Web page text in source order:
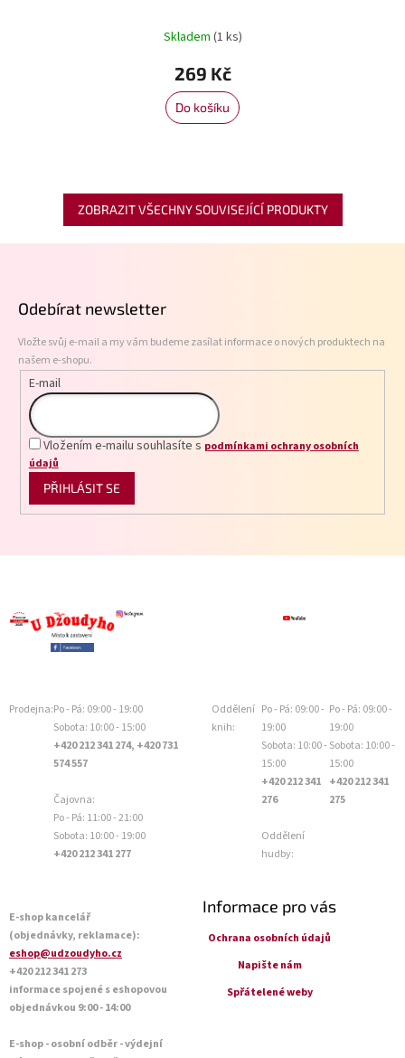
Skladem (1 ks)
269 Kč
Do košíku
ZOBRAZIT VŠECHNY SOUVISEJÍCÍ PRODUKTY
Odebírat newsletter
Vložte svůj e-mail a my vám budeme zasílat informace o nových produktech na
našem e-shopu.
E-mail
Vložením e-mailu souhlasíte s podmínkami ochrany osobních
údajů
PŘIHLÁSIT SE
Prodejna:Po - Pá: 09:00 - 19:00
Sobota: 10:00 - 15:00
+420 212 341 274, +420 731
574 557
Čajovna:
Po - Pá: 11:00 - 21:00
Sobota: 10:00 - 19:00
+420 212 341 277
Oddělení
knih:
Po - Pá: 09:00 -
19:00
Sobota: 10:00 -
15:00
+420 212 341
276
Oddělení
hudby:
Po - Pá: 09:00 -
19:00
Sobota: 10:00 -
15:00
+420 212 341
275
E-shop kancelář
(objednávky, reklamace):
eshop@udzoudyho.cz
+420 212 341 273
informace spojené s eshopovou
objednávkou 9:00 - 14:00
E-shop - osobní odběr - výdejní
Informace pro vás
Ochrana osobních údajů
Napište nám
Spřátelené weby